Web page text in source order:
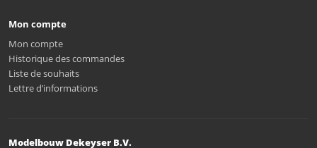
Mon compte
Mon compte
Historique des commandes
Liste de souhaits
Lettre d’informations
Modelbouw Dekeyser B.V.